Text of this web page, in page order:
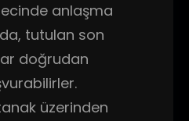
anlaşma
tutulan son
doğrudan
üzerinden